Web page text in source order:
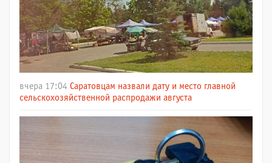
вчера 17:04 Саратовцам назвали дату и место главной
сельскохозяйственной распродажи августа